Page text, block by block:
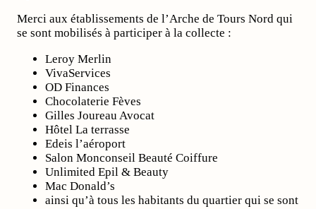
Merci aux établissements de l’Arche de Tours Nord qui
se sont mobilisés à participer à la collecte :
Leroy Merlin
VivaServices
OD Finances
Chocolaterie Fèves
Gilles Joureau Avocat
Hôtel La terrasse
Edeis l’aéroport
Salon Monconseil Beauté Coiffure
Unlimited Epil & Beauty
Mac Donald’s
ainsi qu’à tous les habitants du quartier qui se sont